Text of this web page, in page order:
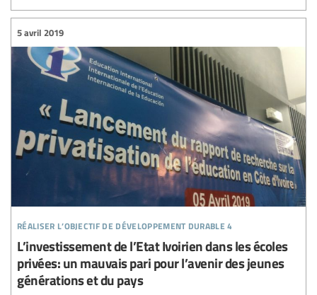
réaliser l’objectif de développement durable 4
5 avril 2019
L’investissement de l’Etat Ivoirien dans les écoles
privées: un mauvais pari pour l’avenir des jeunes
générations et du pays